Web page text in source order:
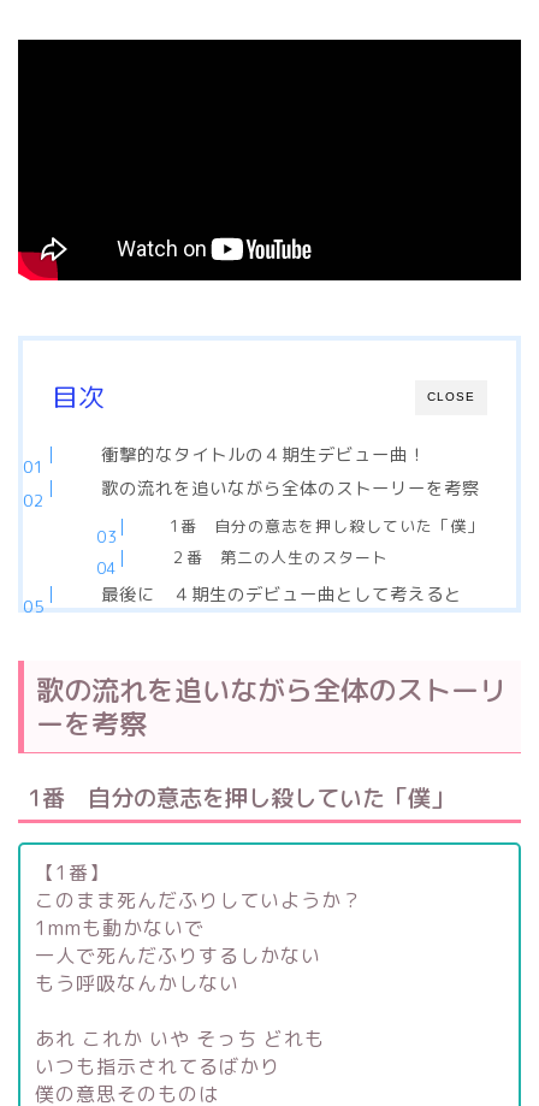
CLOSE
目次
衝撃的なタイトルの４期生デビュー曲！
歌の流れを追いながら全体のストーリーを考察
1番 自分の意志を押し殺していた「僕」
２番 第二の人生のスタート
最後に ４期生のデビュー曲として考えると
歌の流れを追いながら全体のストーリ
ーを考察
1番 自分の意志を押し殺していた「僕」
【1番】
このまま死んだふりしていようか？
1mmも動かないで
一人で死んだふりするしかない
もう呼吸なんかしない
あれ これか いや そっち どれも
いつも指示されてるばかり
僕の意思そのものは